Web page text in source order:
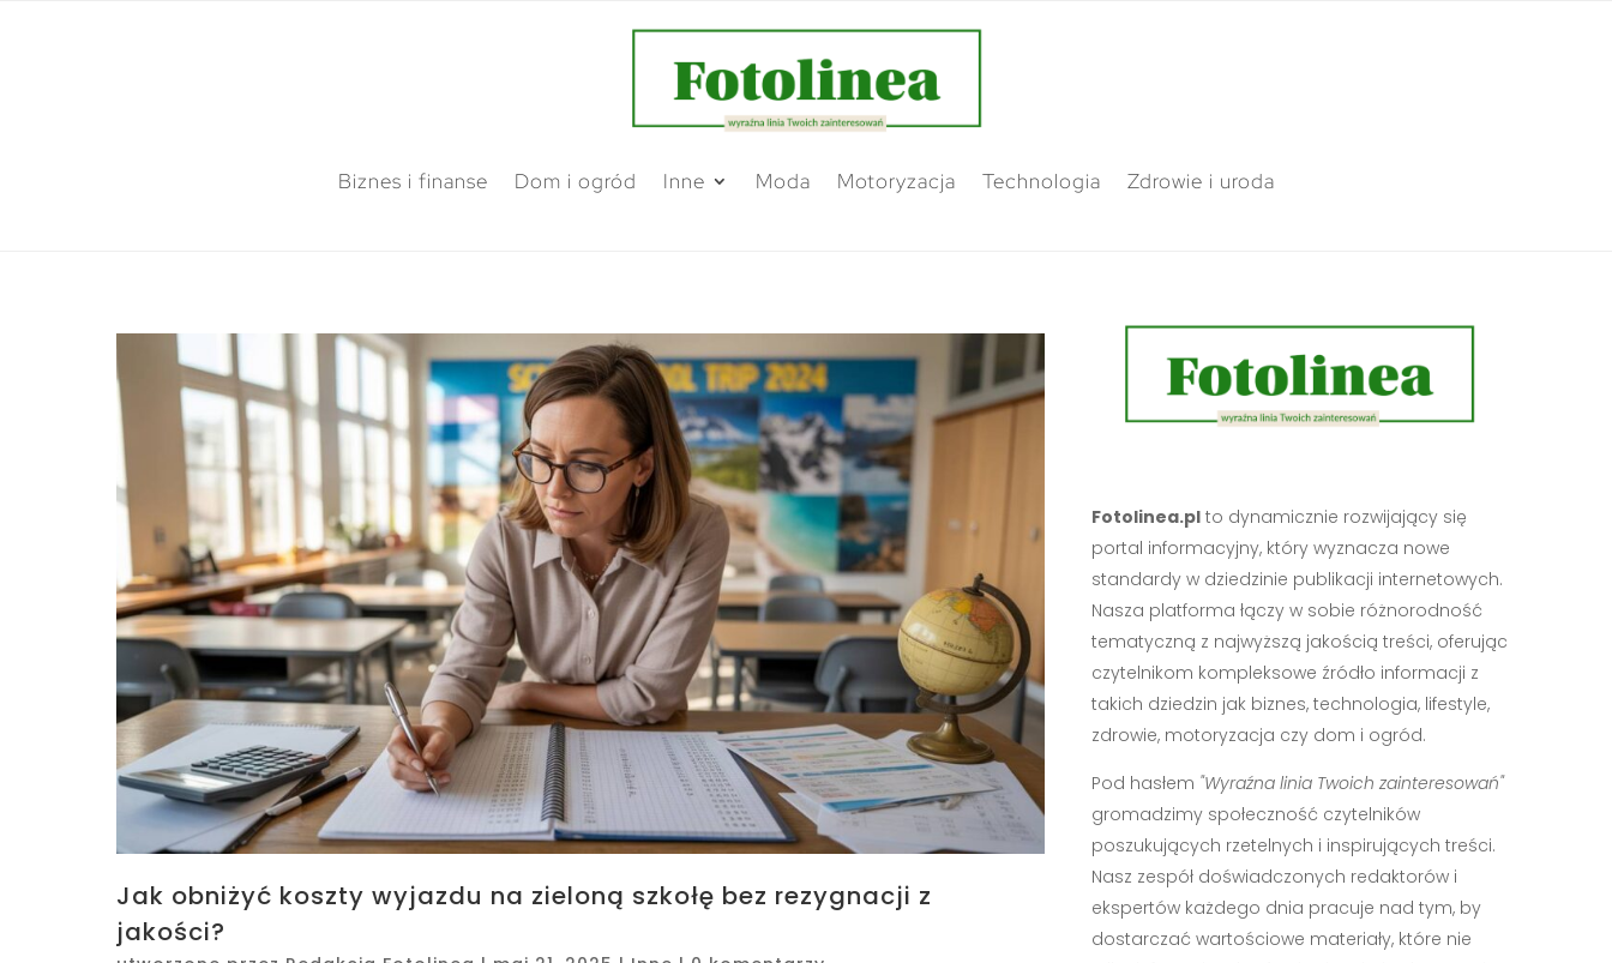
Biznes i finanse Dom i ogród Inne Moda Motoryzacja Technologia Zdrowie i uroda
Jak obniżyć koszty wyjazdu na zieloną szkołę bez rezygnacji z
jakości?
Fotolinea.plto dynamicznie rozwijający się
portal informacyjny, który wyznacza nowe
standardy w dziedzinie publikacji internetowych.
Nasza platforma łączy w sobie różnorodność
tematyczną z najwyższą jakością treści, oferując
czytelnikom kompleksowe źródło informacji z
takich dziedzin jak biznes, technologia, lifestyle,
zdrowie, motoryzacja czy dom i ogród.
Pod hasłem "Wyraźna linia Twoich zainteresowań"
gromadzimy społeczność czytelników
poszukujących rzetelnych i inspirujących treści.
Nasz zespół doświadczonych redaktorów i
ekspertów każdego dnia pracuje nad tym, by
dostarczać wartościowe materiały, które nie